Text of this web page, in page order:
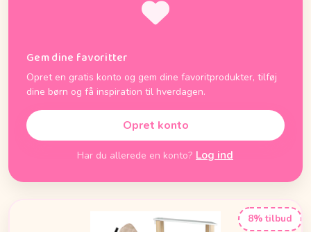
Gem dine favoritter
Opret en gratis konto og gem dine favoritprodukter, tilføj
dine børn og få inspiration til hverdagen.
Opret konto
Har du allerede en konto? Log ind
8% tilbud